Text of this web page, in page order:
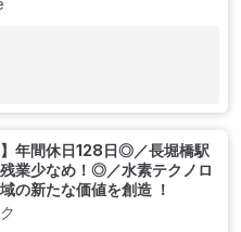
】年間休日128日◎／長堀橋駅
業少なめ！◎／水素テクノロ
の新たな価値を創造 ！